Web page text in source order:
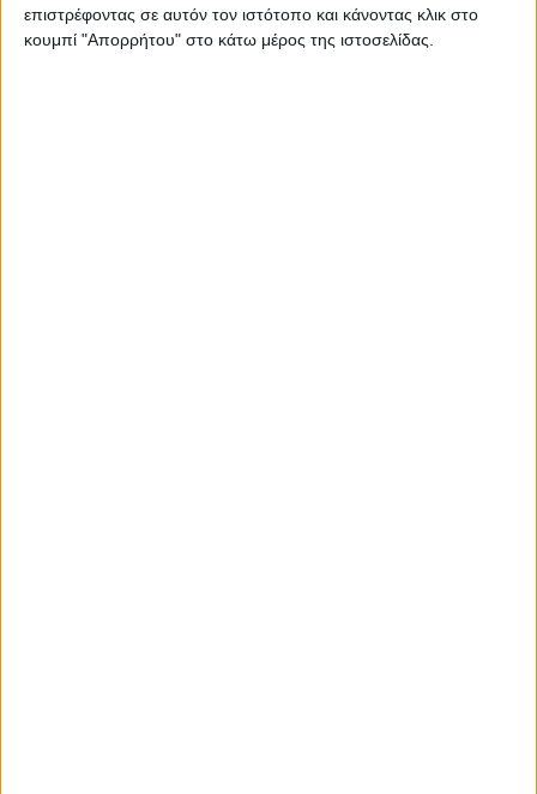
επιστρέφοντας σε αυτόν τον ιστότοπο και κάνοντας κλικ στο
κουμπί "Απορρήτου" στο κάτω μέρος της ιστοσελίδας.